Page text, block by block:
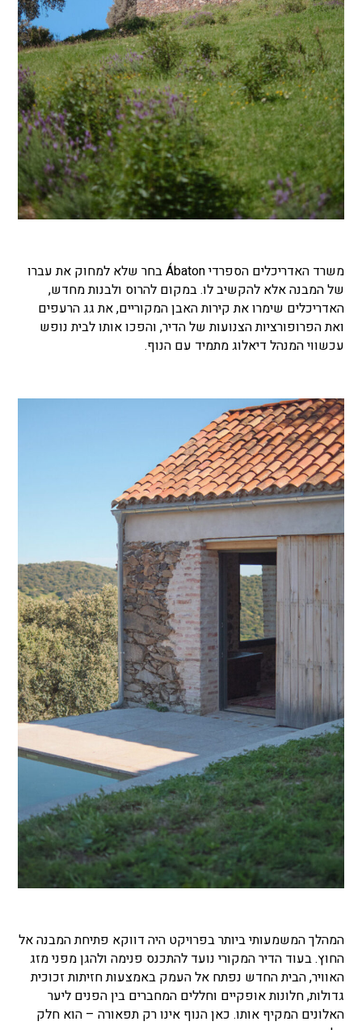
משרד האדריכלים הספרדי Ábaton בחר שלא למחוק את עברו
של המבנה אלא להקשיב לו. במקום להרוס ולבנות מחדש,
האדריכלים שימרו את קירות האבן המקוריים, את גג הרעפים
ואת הפרופורציות הצנועות של הדיר, והפכו אותו לבית נופש
עכשווי המנהל דיאלוג מתמיד עם הנוף.
המהלך המשמעותי ביותר בפרויקט היה דווקא פתיחת המבנה אל
החוץ. בעוד הדיר המקורי נועד להתכנס פנימה ולהגן מפני מזג
האוויר, הבית החדש נפתח אל העמק באמצעות חזיתות זכוכית
גדולות, חלונות אופקיים וחללים המחברים בין הפנים ליער
האלונים המקיף אותו. כאן הנוף אינו רק תפאורה – הוא חלק